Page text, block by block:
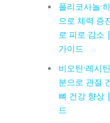
폴리코사놀·
으로 체력 증
로 피로 감소
가이드
비오틴·레시
분으로 관절
뼈 건강 향상
드